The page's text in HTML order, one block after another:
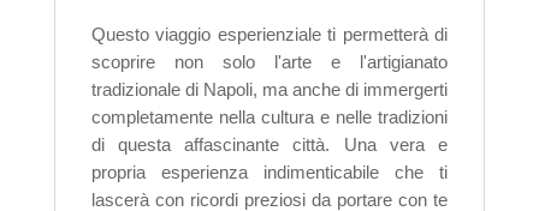
Questo viaggio esperienziale ti permetterà di
scoprire non solo l'arte e l'artigianato
tradizionale di Napoli, ma anche di immergerti
completamente nella cultura e nelle tradizioni
di questa affascinante città. Una vera e
propria esperienza indimenticabile che ti
lascerà con ricordi preziosi da portare con te